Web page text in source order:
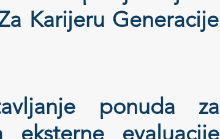
Karijeru Generacije
ponuda za
eksterne evaluacije